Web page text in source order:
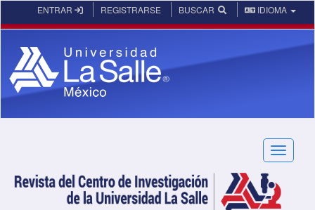
Navegación principal
Contenido principal
ENTRAR REGISTRARSE BUSCAR IDIOMA
Toggle